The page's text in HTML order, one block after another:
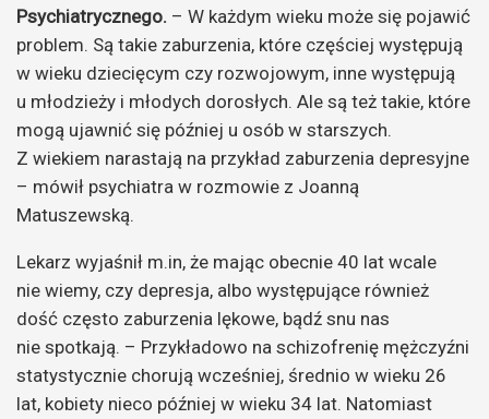
Psychiatrycznego. – W każdym wieku może się pojawić
problem. Są takie zaburzenia, które częściej występują
w wieku dziecięcym czy rozwojowym, inne występują
u młodzieży i młodych dorosłych. Ale są też takie, które
mogą ujawnić się później u osób w starszych.
Z wiekiem narastają na przykład zaburzenia depresyjne
– mówił psychiatra w rozmowie z Joanną
Matuszewską.
Lekarz wyjaśnił m.in, że mając obecnie 40 lat wcale
nie wiemy, czy depresja, albo występujące również
dość często zaburzenia lękowe, bądź snu nas
nie spotkają. – Przykładowo na schizofrenię mężczyźni
statystycznie chorują wcześniej, średnio w wieku 26
lat, kobiety nieco później w wieku 34 lat. Natomiast